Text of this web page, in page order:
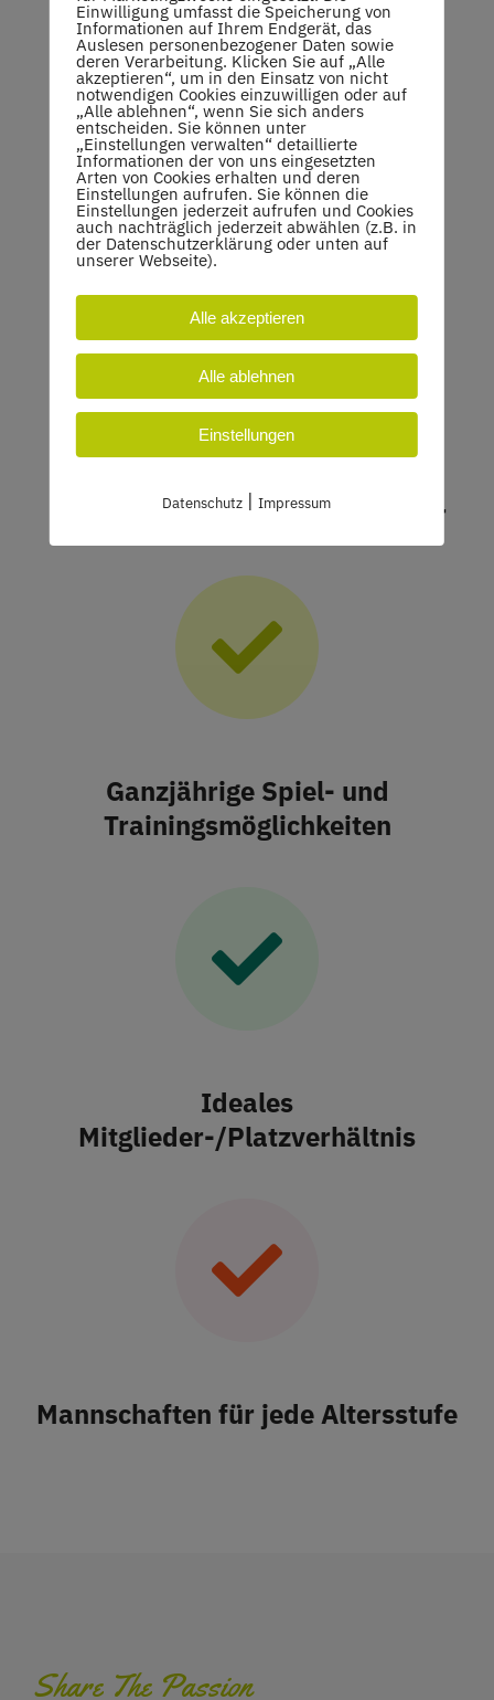
Share The Excitement
Why Choose Us
Hochqualifizierte Vereinstrainer
Ganzjährige Spiel- und
Trainingsmöglichkeiten
Ideales
Mitglieder-/Platzverhältnis
Mannschaften für jede Altersstufe
Share The Passion
Einwilligung umfasst die Speicherung von
Informationen auf Ihrem Endgerät, das
Auslesen personenbezogener Daten sowie
deren Verarbeitung. Klicken Sie auf „Alle
akzeptieren“, um in den Einsatz von nicht
notwendigen Cookies einzuwilligen oder auf
„Alle ablehnen“, wenn Sie sich anders
entscheiden. Sie können unter
„Einstellungen verwalten“ detaillierte
Informationen der von uns eingesetzten
Arten von Cookies erhalten und deren
Einstellungen aufrufen. Sie können die
Einstellungen jederzeit aufrufen und Cookies
auch nachträglich jederzeit abwählen (z.B. in
der Datenschutzerklärung oder unten auf
unserer Webseite).
Alle akzeptieren
Alle ablehnen
Einstellungen
Datenschutz |Impressum